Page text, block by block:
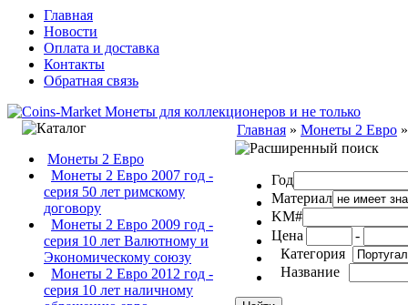
Главная
Новости
Оплата и доставка
Контакты
Обратная связь
Монеты 2 Евро
Монеты 2 Евро 2007 год -
серия 50 лет римскому
договору
Монеты 2 Евро 2009 год -
серия 10 лет Валютному и
Экономическому союзу
Монеты 2 Евро 2012 год -
серия 10 лет наличному
Главная » Монеты 2 Евро
Год
Материал
KM#
Цена
-
Категория
Название